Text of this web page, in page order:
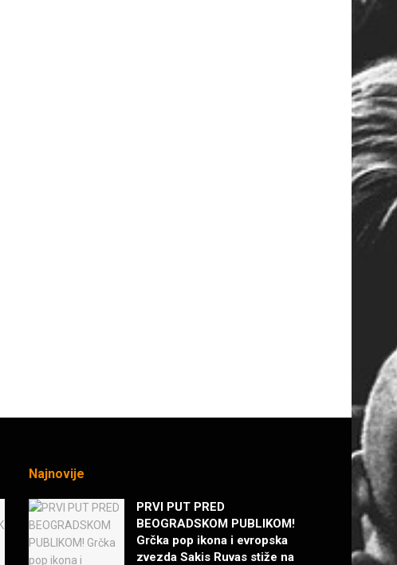
Najnovije
PRVI PUT PRED
BEOGRADSKOM PUBLIKOM!
Grčka pop ikona i evropska
zvezda Sakis Ruvas stiže na